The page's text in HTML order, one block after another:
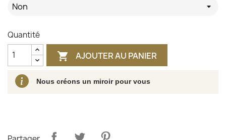
Non
Quantité
 AJOUTER AU PANIER
Nous créons un miroir pour vous